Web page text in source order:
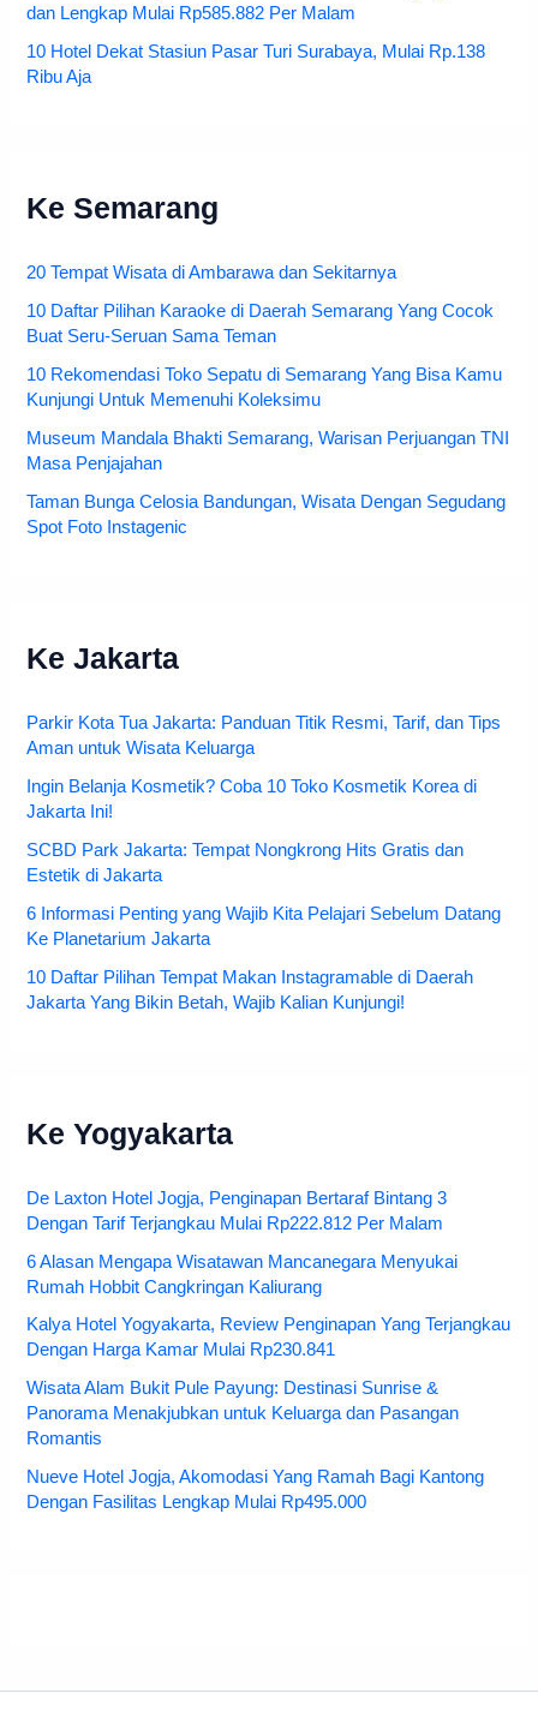
dan Lengkap Mulai Rp585.882 Per Malam
10 Hotel Dekat Stasiun Pasar Turi Surabaya, Mulai Rp.138
Ribu Aja
Ke Semarang
20 Tempat Wisata di Ambarawa dan Sekitarnya
10 Daftar Pilihan Karaoke di Daerah Semarang Yang Cocok
Buat Seru-Seruan Sama Teman
10 Rekomendasi Toko Sepatu di Semarang Yang Bisa Kamu
Kunjungi Untuk Memenuhi Koleksimu
Museum Mandala Bhakti Semarang, Warisan Perjuangan TNI
Masa Penjajahan
Taman Bunga Celosia Bandungan, Wisata Dengan Segudang
Spot Foto Instagenic
Ke Jakarta
Parkir Kota Tua Jakarta: Panduan Titik Resmi, Tarif, dan Tips
Aman untuk Wisata Keluarga
Ingin Belanja Kosmetik? Coba 10 Toko Kosmetik Korea di
Jakarta Ini!
SCBD Park Jakarta: Tempat Nongkrong Hits Gratis dan
Estetik di Jakarta
6 Informasi Penting yang Wajib Kita Pelajari Sebelum Datang
Ke Planetarium Jakarta
10 Daftar Pilihan Tempat Makan Instagramable di Daerah
Jakarta Yang Bikin Betah, Wajib Kalian Kunjungi!
Ke Yogyakarta
De Laxton Hotel Jogja, Penginapan Bertaraf Bintang 3
Dengan Tarif Terjangkau Mulai Rp222.812 Per Malam
6 Alasan Mengapa Wisatawan Mancanegara Menyukai
Rumah Hobbit Cangkringan Kaliurang
Kalya Hotel Yogyakarta, Review Penginapan Yang Terjangkau
Dengan Harga Kamar Mulai Rp230.841
Wisata Alam Bukit Pule Payung: Destinasi Sunrise &
Panorama Menakjubkan untuk Keluarga dan Pasangan
Romantis
Nueve Hotel Jogja, Akomodasi Yang Ramah Bagi Kantong
Dengan Fasilitas Lengkap Mulai Rp495.000